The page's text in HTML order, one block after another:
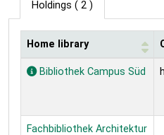
Holdings ( 2 )
Holdings
Home library
Bibliothek Campus Süd
Fachbibliothek Architektur